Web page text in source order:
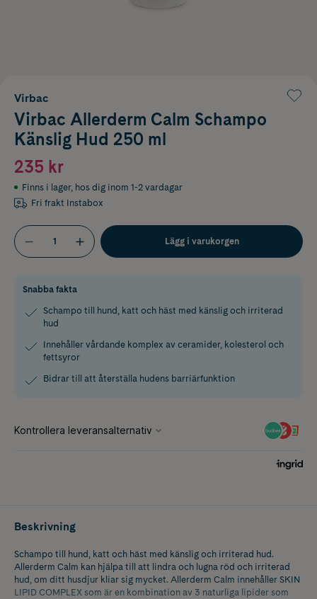
Virbac
Virbac Allerderm Calm Schampo
Känslig Hud 250 ml
235 kr
Finns i lager, hos dig inom 1-2 vardagar
Fri frakt Instabox
Lägg i varukorgen
Snabba fakta
Schampo till hund, katt och häst med känslig och irriterad
hud
Innehåller vårdande komplex av ceramider, kolesterol och
fettsyror
Bidrar till att återställa hudens barriärfunktion
Beskrivning
Schampo till hund, katt och häst med känslig och irriterad hud.
Allerderm Calm kan hjälpa till att lindra och lugna röd och irriterad
hud, om ditt husdjur kliar sig mycket. Allerderm Calm innehåller SKIN
LIPID COMPLEX som är en kombination av 3 naturliga lipider som